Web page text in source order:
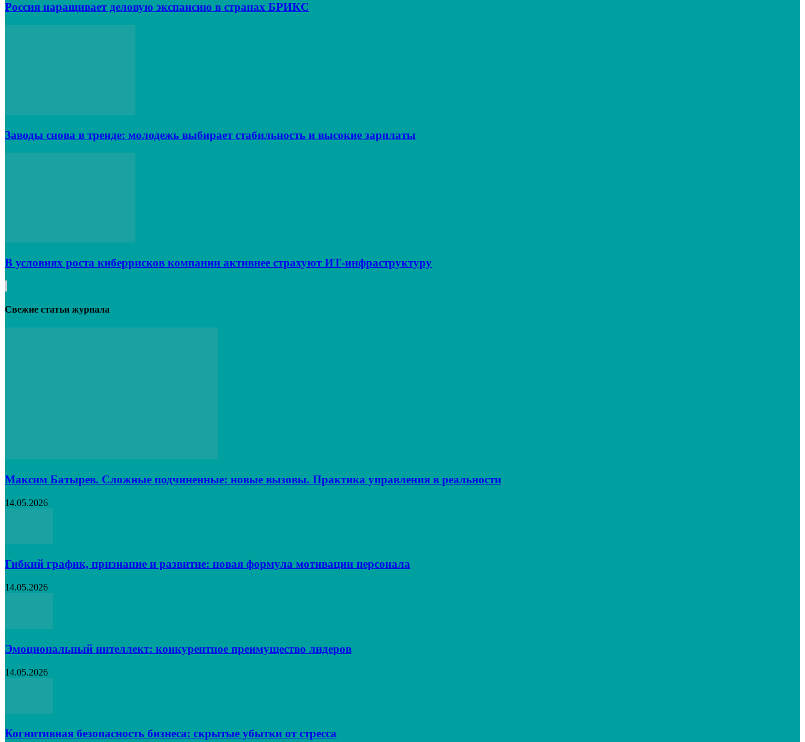
Россия наращивает деловую экспансию в странах БРИКС
Заводы снова в тренде: молодежь выбирает стабильность и высокие зарплаты
В условиях роста киберрисков компании активнее страхуют ИТ‑инфраструктуру
Свежие статьи журнала
Максим Батырев. Сложные подчиненные: новые вызовы. Практика управления в реальности
14.05.2026
Гибкий график, признание и развитие: новая формула мотивации персонала
14.05.2026
Эмоциональный интеллект: конкурентное преимущество лидеров
14.05.2026
Когнитивная безопасность бизнеса: скрытые убытки от стресса